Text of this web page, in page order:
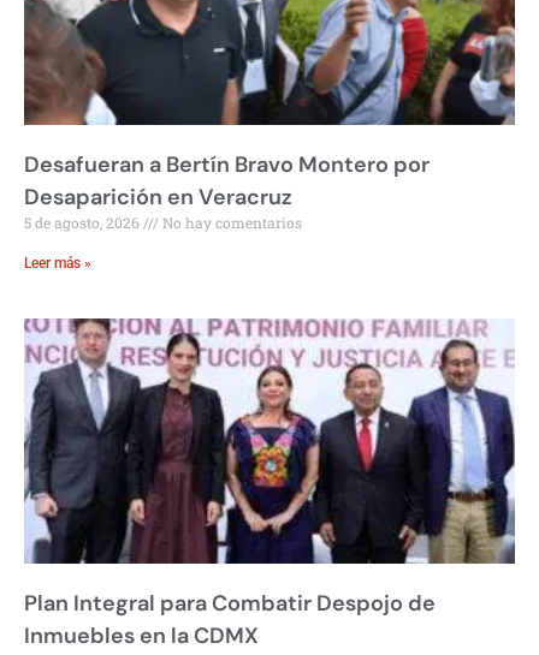
Desafueran a Bertín Bravo Montero por
Desaparición en Veracruz
5 de agosto, 2026 No hay comentarios
Leer más »
Plan Integral para Combatir Despojo de
Inmuebles en la CDMX